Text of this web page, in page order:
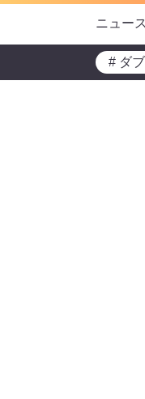
ニュース
# ダ